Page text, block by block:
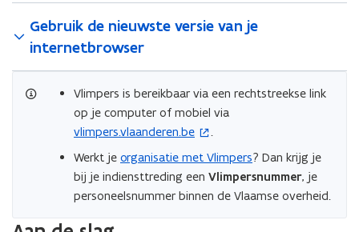
Gebruik de nieuwste versie van je
internetbrowser
Vlimpers is bereikbaar via een rechtstreekse link
op je computer of mobiel via
vlimpers.vlaanderen.be
(
o
p
e
.
Werkt je organisatie met Vlimpers? Dan krijg je
bij je indiensttreding een Vlimpersnummer, je
personeelsnummer binnen de Vlaamse overheid.